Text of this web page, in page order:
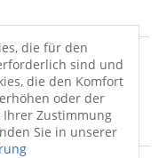
die für den
sind und
die den Komfort
oder der
Zustimmung
Sie in unserer